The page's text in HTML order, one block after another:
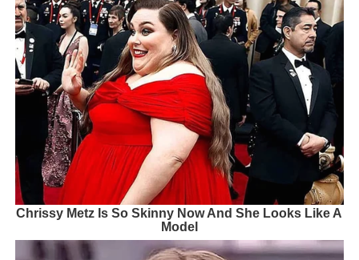
Chrissy Metz Is So Skinny Now And She Looks Like A
Model